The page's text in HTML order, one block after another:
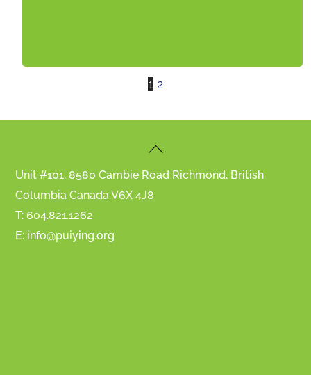
1 2
Back
Unit #101, 8580 Cambie Road Richmond, British
Columbia Canada V6X 4J8
T: 604.821.1262
E: info@puiying.org